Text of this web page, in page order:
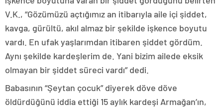
V.K., “Gözümüzü açtığımız an itibarıyla aile içi şiddet,
kavga, gürültü, akıl almaz bir şekilde işkence boyutu
vardı. En ufak yaşlarımdan itibaren şiddet gördüm.
Aynı şekilde kardeşlerim de. Yani bizim ailede eksik
olmayan bir şiddet süreci vardı” dedi.
Babasının “Şeytan çocuk” diyerek döve döve
öldürdüğünü iddia ettiği 15 aylık kardeşi Armağan’ın,